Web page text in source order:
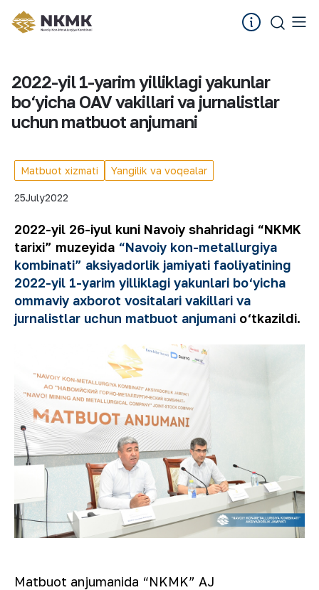
2022-yil 1-yarim yilliklagi yakunlar
bo‘yicha OAV vakillari va jurnalistlar
uchun matbuot anjumani
Matbuot xizmati Yangilik va voqealar
25July2022
2022-yil 26-iyul kuni Navoiy shahridagi “NKMK
tarixi” muzeyida “Navoiy kon-metallurgiya
kombinati” aksiyadorlik jamiyati faoliyatining
2022-yil 1-yarim yilliklagi yakunlari bo‘yicha
ommaviy axborot vositalari vakillari va
jurnalistlar uchun matbuot anjumani o‘tkazildi.
Matbuot anjumanida “NKMK” AJ